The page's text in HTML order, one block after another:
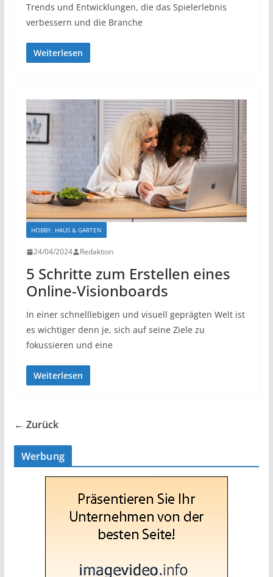
Trends und Entwicklungen, die das Spielerlebnis
verbessern und die Branche
Weiterlesen
HOBBY, HAUS & GARTEN
24/04/2024 Redaktion
5 Schritte zum Erstellen eines
Online-Visionboards
In einer schnelllebigen und visuell geprägten Welt ist
es wichtiger denn je, sich auf seine Ziele zu
fokussieren und eine
Weiterlesen
← Zurück
Werbung